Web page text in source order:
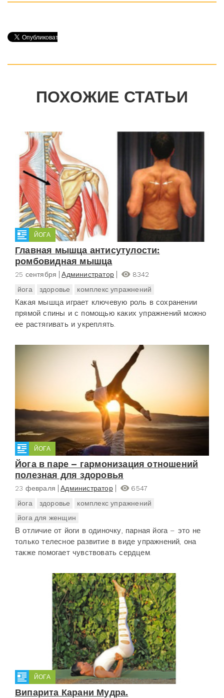
ПОХОЖИЕ СТАТЬИ
ЙОГА
Главная мышца антисутулости:
ромбовидная мышца
25 сентября Администратор
8342
йога
здоровье комплекс упражнений
Какая мышца играет ключевую роль в сохранении
прямой спины и с помощью каких упражнений можно
ее растягивать и укреплять.
ЙОГА
Йога в паре – гармонизация отношений
полезная для здоровья
23 февраля Администратор
6547
йога
здоровье
комплекс упражнений
йога для женщин
В отличие от йоги в одиночку, парная йога – это не
только телесное развитие в виде упражнений, она
также помогает чувствовать сердцем.
ЙОГА
Випарита Карани Мудра.